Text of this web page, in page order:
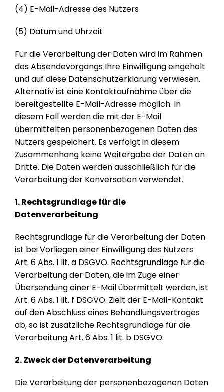
(4) E-Mail-Adresse des Nutzers
(5) Datum und Uhrzeit
Für die Verarbeitung der Daten wird im Rahmen
des Absendevorgangs Ihre Einwilligung eingeholt
und auf diese Datenschutzerklärung verwiesen.
Alternativ ist eine Kontaktaufnahme über die
bereitgestellte E-Mail-Adresse möglich. In
diesem Fall werden die mit der E-Mail
übermittelten personenbezogenen Daten des
Nutzers gespeichert. Es verfolgt in diesem
Zusammenhang keine Weitergabe der Daten an
Dritte. Die Daten werden ausschließlich für die
Verarbeitung der Konversation verwendet.
1. Rechtsgrundlage für die
Datenverarbeitung
Rechtsgrundlage für die Verarbeitung der Daten
ist bei Vorliegen einer Einwilligung des Nutzers
Art. 6 Abs. 1 lit. a DSGVO. Rechtsgrundlage für die
Verarbeitung der Daten, die im Zuge einer
Übersendung einer E-Mail übermittelt werden, ist
Art. 6 Abs. 1 lit. f DSGVO. Zielt der E-Mail-Kontakt
auf den Abschluss eines Behandlungsvertrages
ab, so ist zusätzliche Rechtsgrundlage für die
Verarbeitung Art. 6 Abs. 1 lit. b DSGVO.
2. Zweck der Datenverarbeitung
Die Verarbeitung der personenbezogenen Daten